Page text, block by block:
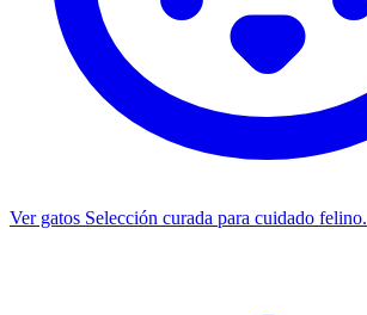
Ver gatos Selección curada para cuidado felino.